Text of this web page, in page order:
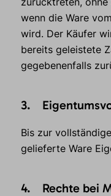
wenn die Ware
wird. Der Käufer
bereits geleistete
gegebenenfalls
3.
Bis zur
gelieferte Ware
4. Rechte bei